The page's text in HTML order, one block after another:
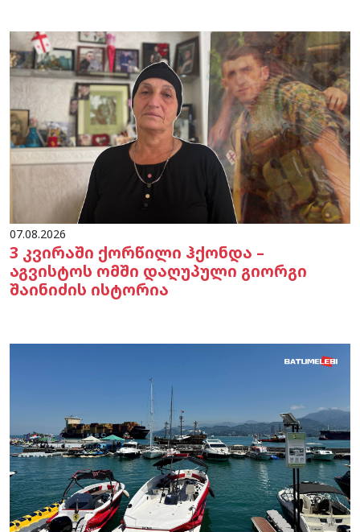
07.08.2026
3 კვირაში ქორწილი ჰქონდა –
აგვისტოს ომში დაღუპული გიორგი
შაინიძის ისტორია